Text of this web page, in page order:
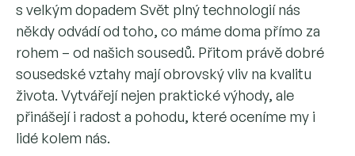
s velkým dopadem Svět plný technologií nás
někdy odvádí od toho, co máme doma přímo za
rohem – od našich sousedů. Přitom právě dobré
sousedské vztahy mají obrovský vliv na kvalitu
života. Vytvářejí nejen praktické výhody, ale
přinášejí i radost a pohodu, které oceníme my i
lidé kolem nás.